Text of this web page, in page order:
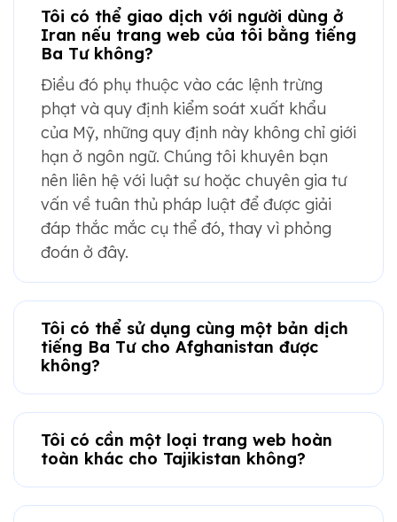
Tôi có thể giao dịch với người dùng ở
Iran nếu trang web của tôi bằng tiếng
Ba Tư không?
Điều đó phụ thuộc vào các lệnh trừng
phạt và quy định kiểm soát xuất khẩu
của Mỹ, những quy định này không chỉ giới
hạn ở ngôn ngữ. Chúng tôi khuyên bạn
nên liên hệ với luật sư hoặc chuyên gia tư
vấn về tuân thủ pháp luật để được giải
đáp thắc mắc cụ thể đó, thay vì phỏng
đoán ở đây.
Tôi có thể sử dụng cùng một bản dịch
tiếng Ba Tư cho Afghanistan được
không?
Tôi có cần một loại trang web hoàn
toàn khác cho Tajikistan không?